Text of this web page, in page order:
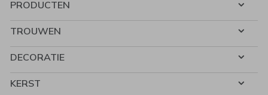
PRODUCTEN
TROUWEN
DECORATIE
KERST